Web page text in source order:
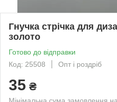
Гнучка стрічка для
золото
Готово до відправки
Код: 25508
Опт і роздріб
35 ₴
Мінімальна сума замовлення